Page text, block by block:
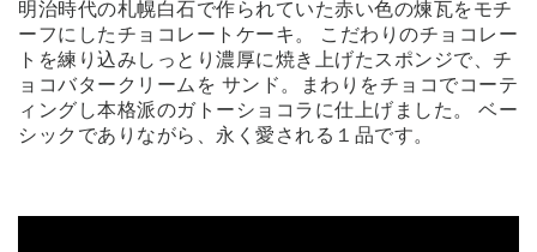
明治時代の札幌白石で作られていた赤い色の煉瓦をモチ
ーフにしたチョコレートケーキ。 こだわりのチョコレー
トを練り込みしっとり濃厚に焼き上げたスポンジで、チ
ョコバタークリームを サンド。まわりをチョコでコーテ
ィングし本格派のガトーショコラに仕上げました。 ベー
シックでありながら、永く愛される１品です。